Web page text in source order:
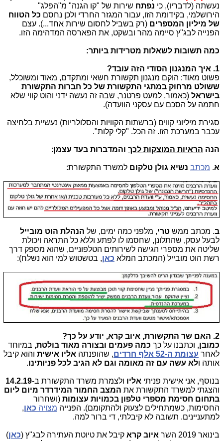
נעשתה (לדבריו), כי נפתח שירות של "קו הגנה" מ"הפלג"
הירושלמי, בקידומת הזו, עבור המגזר החרדי ולכן נחסם כל הטווח
של מיליון המספרים (רק בשביל לחסום שירות אחד...). עצם
הפנייה לבג"ץ סיימה מהר ובשקט, את הפארסה המדהימה הזו.
כמה תשובות לשאלות מטרידות ביותר:
1. איך המנגנון הסודי הזה עובד?
פשוט מאוד: הוקם מנגנון תקשורת חשאי ומתקדם, מאוד ומשוכלל,
ששולט מרחוק במתגי התקשורת של כל חברות התקשורת
בישראל (כאמור, למעט פרטנר, שבה זה נעשה ידני והוט קווי שלא
חתמה על הסכם עם עסקני הוועדה).
סגירת מיליוני קווים (ברשתות הקוויות והסלולריות) נעשיית בלחיצה
עכבר במערכת הזו. זה הכל. "קלי קלות".
הנה הראיות המוצקות לכך והמדברות בעד עצמן:
א. מכתב נשיא גולן טלקום למשרד התקשורת:
ב. מכתב ממש טרי, מלפני כמה ימים, של הנהלת הוט מובייל
לבעל עסק, שהתלונן, שחסמו לו לפתע וללא כל התראה ויכולת
שליטה את מספרי הגישה לשירותים הטלפוניים, שהוא מספק דרך
רשת הוט מובייל (המכתב המלא כאן, בטשטוש למי הוא נשלח):
2. האם שר התקשורת, איוב קרא, יודע על כך?
כמובן, וכתבנו על כך כמה פעמים ובצורה מאוד בולטת, במיוחד
לאחר עצומת ה-52 אלף חרדים , שהופנתה אליו אישית והוא קיבל
אותה ולא עשה עם זה מאומה וגם לא הגיב לכל פניותינו.
בנוסף, אני אישית פניתי אליו ולצמרת משרד התקשורת ב-14.2.19
והצגתי למשרד התקשורת את המצב החמור המידרדר מיום ליום
בתחום חסימת מספרי טלפון בכמויות עצומות (ושחרור
החסימות, כשמתחילים לצעוק ולהתקומם). הפנייה מצויה כאן,
למתעניינים. תשובה לא קיבלתי, די ברור למה.
בינואר 2019 השר איוב קרא קיבל את טיוטת העתירה לבג"ץ (כאן)